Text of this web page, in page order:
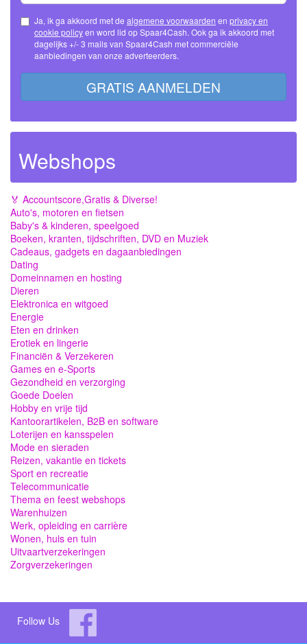
Ja, ik ga akkoord met de algemene voorwaarden en privacy en
cookie policy
dagelijks +/- 3 mails van Spaar4Cash met commerciële
aanbiedingen van onze adverteerders.
GRATIS AANMELDEN
Webshops
🏅 Accountscore,Gratis & Diverse!
Auto's, motoren en fietsen
Baby's & kinderen, speelgoed
Boeken, kranten, tijdschriften, DVD en Muziek
Cadeaus, gadgets en dagaanbiedingen
Dating
Domeinnamen en hosting
Dieren
Elektronica en witgoed
Energie
Eten en drinken
Erotiek en lingerie
Financiën & Verzekeren
Games en e-Sports
Gezondheid en verzorging
Goede Doelen
Hobby en vrije tijd
Kantoorartikelen, B2B en software
Loterijen en kansspelen
Mode en sieraden
Reizen, vakantie en tickets
Sport en recreatie
Telecommunicatie
Thema en feest webshops
Warenhuizen
Werk, opleiding en carrière
Wonen, huis en tuin
Uitvaartverzekeringen
Zorgverzekeringen
Follow Us